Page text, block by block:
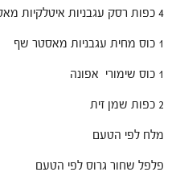
4 כפות רסק עגבניות איטלקיות מאסטר שף
1 כוס מחית עגבניות מאסטר שף
1 כוס שימורי אפונה
2 כפות שמן זית
מלח לפי הטעם
פלפל שחור גרוס לפי הטעם